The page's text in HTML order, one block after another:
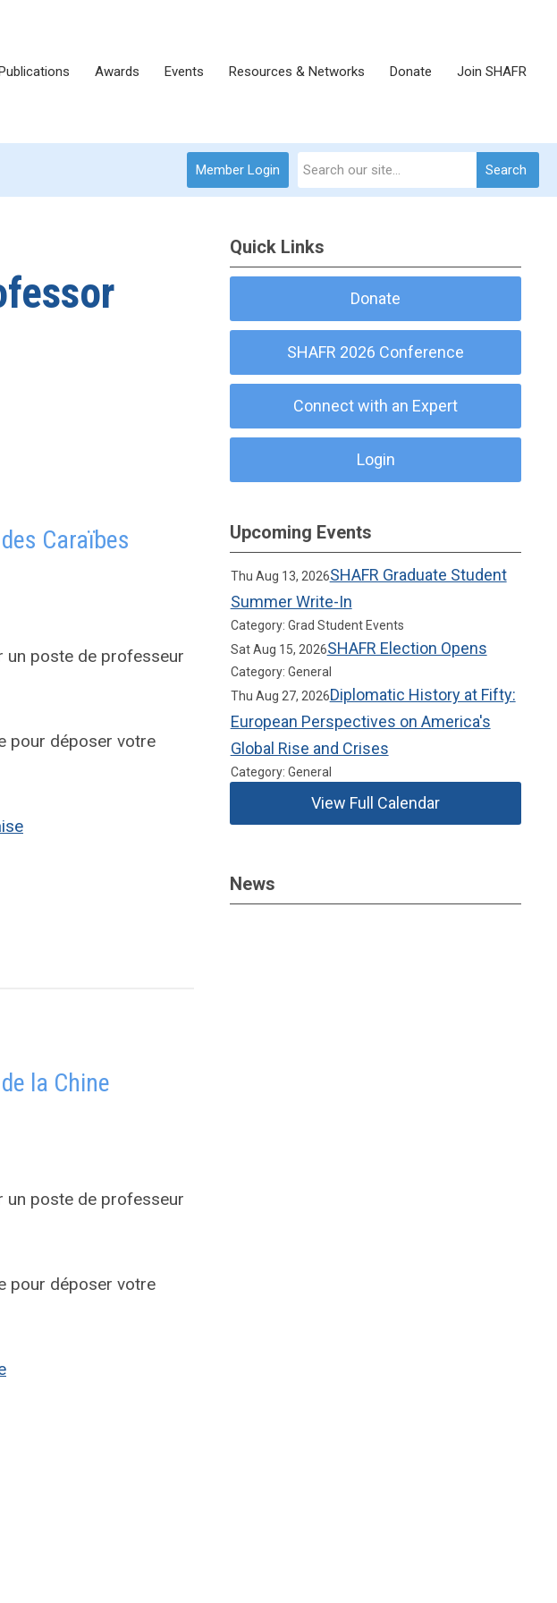
Awards Events Resources & Networks Donate Join SHAFR
Search
Member Login
Caraïbes
un poste de professeur
pour déposer votre
la Chine
un poste de professeur
pour déposer votre
Quick Links
Donate
SHAFR 2026 Conference
Connect with an Expert
Login
Upcoming Events
Thu Aug 13, 2026SHAFR Graduate Student
Summer Write-In
Category: Grad Student Events
Sat Aug 15, 2026SHAFR Election Opens
Category: General
Thu Aug 27, 2026Diplomatic History at Fifty:
European Perspectives on America's
Global Rise and Crises
Category: General
View Full Calendar
News